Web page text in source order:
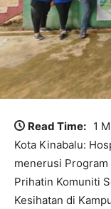
Read Time: 1
Kota Kinabalu:
menerusi
Prihatin Komuniti
Kesihatan di